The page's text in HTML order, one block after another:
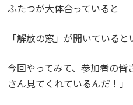
ふたつが大体合っていると
「解放の窓」が開いていると
今回やってみて、参加者の
さん見てくれているんだ！」